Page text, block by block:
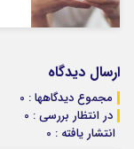
ارسال دیدگاه
مجموع دیدگاهها : 0
در انتظار بررسی : 0
انتشار یافته : 0